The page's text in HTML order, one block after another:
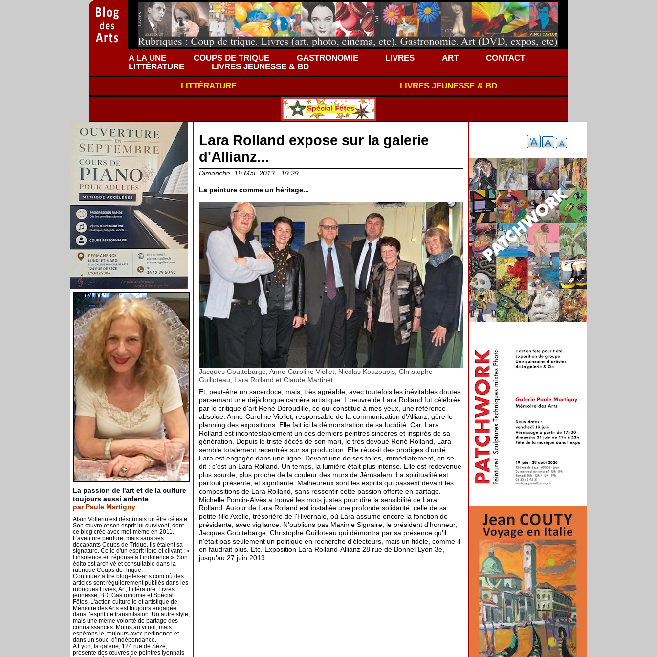
A LA UNE COUPS DE TRIQUE GASTRONOMIE LIVRES ART
CONTACT
LITTÉRATURE
LIVRES JEUNESSE & BD
LITTÉRATURE
LIVRES JEUNESSE & BD
La passion de l'art et de la culture
toujours aussi ardente
par Paule Martigny
Alain Vollerin est désormais un être céleste.
Son œuvre et son esprit lui survivent, dont
ce blog créé avec moi-même en 2011.
L'aventure perdure, mais sans ses
décapants Coups de Trique. Ils étaient sa
signature. Celle d'un esprit libre et clivant : «
l’insolence en réponse à l’indolence ». Son
édito est archivé et consultable dans la
rubrique Coups de Trique.
Continuez à lire blog-des-arts.com où des
articles sont régulièrement publiés dans les
rubriques Livres, Art, Littérature, Livres
jeunesse, BD, Gastronomie et Spécial
Fêtes. L'action culturelle et artistique de
Mémoire des Arts est toujours engagée
dans l’esprit de transmission. Un autre style,
mais une même volonté de partage des
connaissances. Moins au vitriol, mais
espérons le, toujours avec pertinence et
dans un souci d’indépendance.
A Lyon, la galerie, 124 rue de Sèze,
présente des œuvres de peintres lyonnais
Lara Rolland expose sur la galerie
d'Allianz...
Dimanche, 19 Mai, 2013 - 19:29
La peinture comme un héritage...
Jacques Gouttebarge, Anne-Caroline Viollet, Nicolas Kouzoupis, Christophe
Guilloteau, Lara Rolland et Claude Martinet
Et, peut-être un sacerdoce, mais, très agréable, avec toutefois les inévitables doutes
parsemant une déjà longue carrière artistique. L'oeuvre de Lara Rolland fut célébrée
par le critique d'art René Deroudille, ce qui constitue à mes yeux, une référence
absolue. Anne-Caroline Viollet, responsable de la communication d'Allianz, gère le
planning des expositions. Elle fait ici la démonstration de sa lucidité. Car, Lara
Rolland est incontestablement un des derniers peintres sincères et inspirés de sa
génération. Depuis le triste décès de son mari, le très dévoué René Rolland, Lara
semble totalement recentrée sur sa production. Elle réussit des prodiges d'unité.
Lara est engagée dans une ligne. Devant une de ses toiles, immédiatement, on se
dit : c'est un Lara Rolland. Un temps, la lumière était plus intense. Elle est redevenue
plus sourde, plus proche de la couleur des murs de Jérusalem. La spiritualité est
partout présente, et signifiante. Malheureux sont les esprits qui passent devant les
compositions de Lara Rolland, sans ressentir cette passion offerte en partage.
Michelle Poncin-Alvès a trouvé les mots justes pour dire la sensibilité de Lara
Rolland. Autour de Lara Rolland est installée une profonde solidarité, celle de sa
petite-fille Axelle, trésorière de l'Hivernale, où Lara assume encore la fonction de
présidente, avec vigilance. N'oublions pas Maxime Signaire, le président d'honneur,
Jacques Gouttebarge, Christophe Guilloteau qui démontra par sa présence qu'il
n'était pas seulement un politique en recherche d'électeurs, mais un fidèle, comme il
en faudrait plus. Etc. Exposition Lara Rolland-Allianz 28 rue de Bonnel-Lyon 3e,
jusqu'au 27 juin 2013